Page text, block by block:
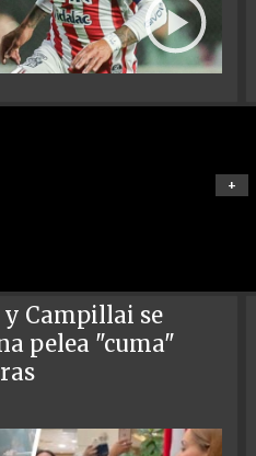
+
y Campillai se
pelea "cuma"